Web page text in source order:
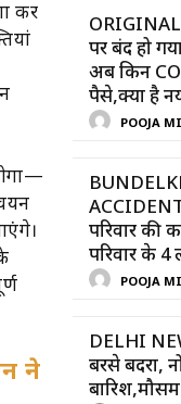
कर
ने
पर बंद हो
अब किन
पैसे,क्या है
POOJA
परिवार की
परिवार के 4
POOJA
DELHI
बरसे बदरा,